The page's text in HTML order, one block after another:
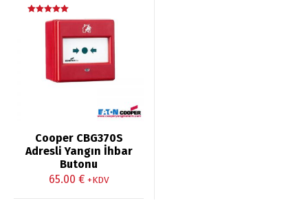
5 üzerinden
Cooper CBG370S
Adresli Yangın İhbar
Butonu
65.00 € +KDV